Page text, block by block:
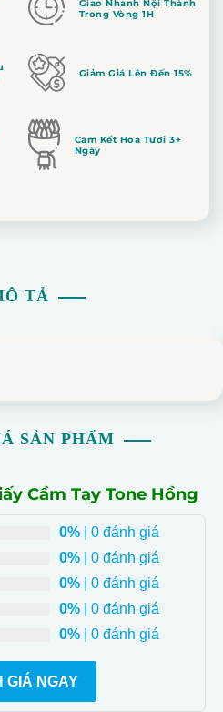
Giao Nhanh Nội Thành
Trong Vòng 1H
Giảm Giá Lên Đến 15%
Cam Kết Hoa Tươi 3+
Ngày
TẢ
SẢN PHẨM
Cầm Tay Tone Hồng
0%| 0 đánh giá
0%| 0 đánh giá
0%| 0 đánh giá
0%| 0 đánh giá
0%| 0 đánh giá
GIÁ NGAY